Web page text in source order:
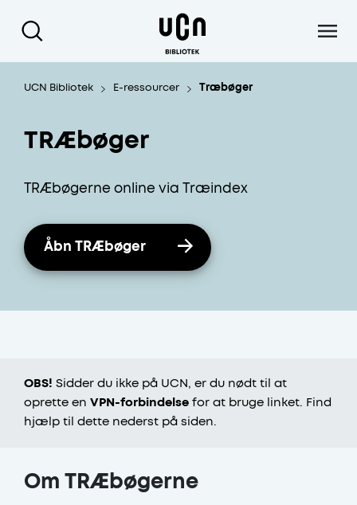
UCN Bibliotek E-ressourcer Træbøger
TRÆbøger
TRÆbøgerne online via Træindex
Åbn TRÆbøger
OBS! Sidder du ikke på UCN, er du nødt til at
oprette en VPN-forbindelse for at bruge linket. Find
hjælp til dette nederst på siden.
Om TRÆbøgerne